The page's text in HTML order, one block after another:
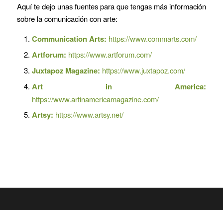
Aquí te dejo unas fuentes para que tengas más información
sobre la comunicación con arte:
Communication Arts: https://www.commarts.com/
Artforum: https://www.artforum.com/
Juxtapoz Magazine: https://www.juxtapoz.com/
Art in America:
https://www.artinamericamagazine.com/
Artsy: https://www.artsy.net/